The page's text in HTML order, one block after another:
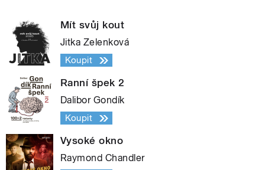
Mít svůj kout
Jitka Zelenková
Koupit
Ranní špek 2
Dalibor Gondík
Koupit
Vysoké okno
Raymond Chandler